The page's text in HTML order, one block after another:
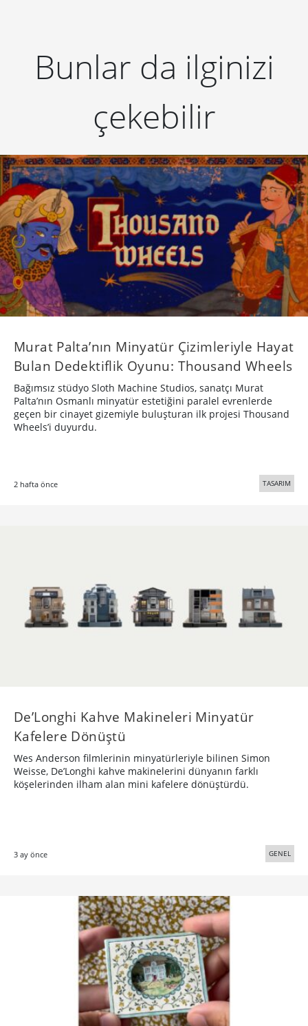
Bunlar da ilginizi
çekebilir
Murat Palta’nın Minyatür Çizimleriyle Hayat
Bulan Dedektiflik Oyunu: Thousand Wheels
Bağımsız stüdyo Sloth Machine Studios, sanatçı Murat
Palta’nın Osmanlı minyatür estetiğini paralel evrenlerde
geçen bir cinayet gizemiyle buluşturan ilk projesi Thousand
Wheels’i duyurdu.
2 hafta önce TASARIM
De’Longhi Kahve Makineleri Minyatür
Kafelere Dönüştü
Wes Anderson filmlerinin minyatürleriyle bilinen Simon
Weisse, De’Longhi kahve makinelerini dünyanın farklı
köşelerinden ilham alan mini kafelere dönüştürdü.
3 ay önce GENEL